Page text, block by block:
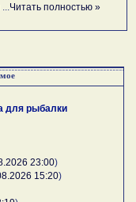
Читать полностью »
для рыбалки
23:00)
15:20)